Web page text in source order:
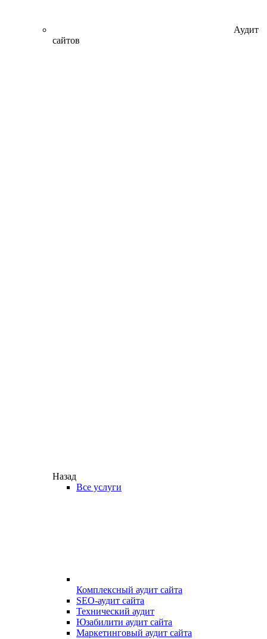
Аудит
сайтов
Назад
Все услуги
Комплексный аудит сайта
SEO-аудит сайта
Технический аудит
Юзабилити аудит сайта
Маркетинговый аудит сайта